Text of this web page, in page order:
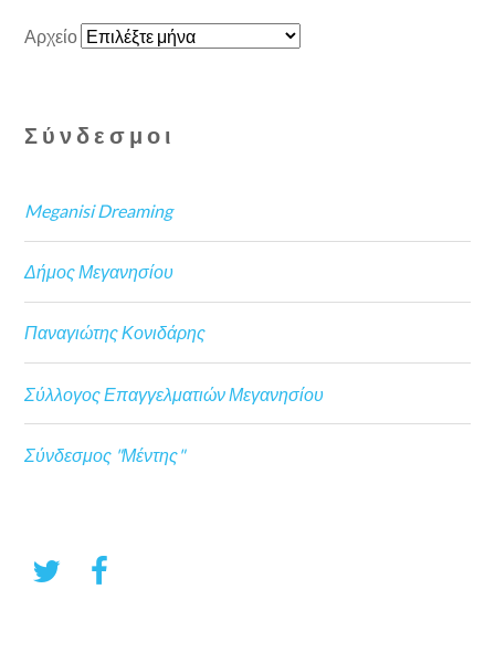
Αρχείο
Σύνδεσμοι
Meganisi Dreaming
Δήμος Μεγανησίου
Παναγιώτης Κονιδάρης
Σύλλογος Επαγγελματιών Μεγανησίου
Σύνδεσμος "Μέντης"